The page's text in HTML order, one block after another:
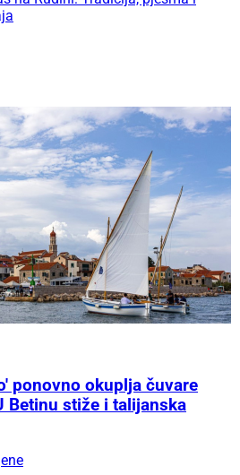
ponovno okuplja čuvare
Betinu stiže i talijanska